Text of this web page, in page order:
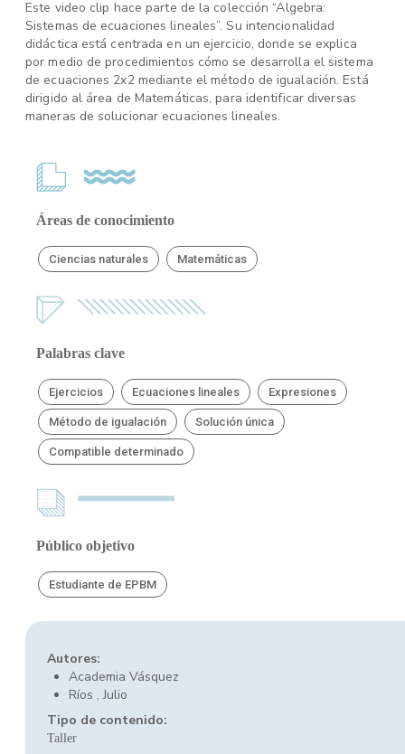
Este video clip hace parte de la colección “Algebra:
Sistemas de ecuaciones lineales”. Su intencionalidad
didáctica está centrada en un ejercicio, donde se explica
por medio de procedimientos cómo se desarrolla el sistema
de ecuaciones 2x2 mediante el método de igualación. Está
dirigido al área de Matemáticas, para identificar diversas
maneras de solucionar ecuaciones lineales.
Áreas de conocimiento
Ciencias naturales Matemáticas
Palabras clave
Ejercicios Ecuaciones lineales Expresiones
Método de igualación Solución única
Compatible determinado
Público objetivo
Estudiante de EPBM
Autores:
Academia Vásquez
Ríos , Julio
Tipo de contenido:
Taller